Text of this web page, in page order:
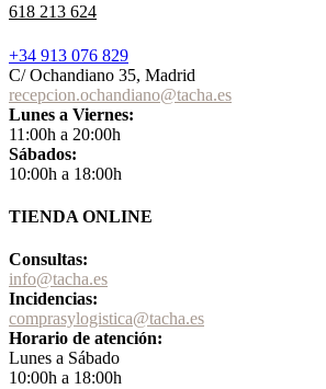
618 213 624
+34 913 076 829
C/ Ochandiano 35, Madrid
recepcion.ochandiano@tacha.es
Lunes a Viernes:
11:00h a 20:00h
Sábados:
10:00h a 18:00h
TIENDA ONLINE
Consultas:
info@tacha.es
Incidencias:
comprasylogistica@tacha.es
Horario de atención:
Lunes a Sábado
10:00h a 18:00h